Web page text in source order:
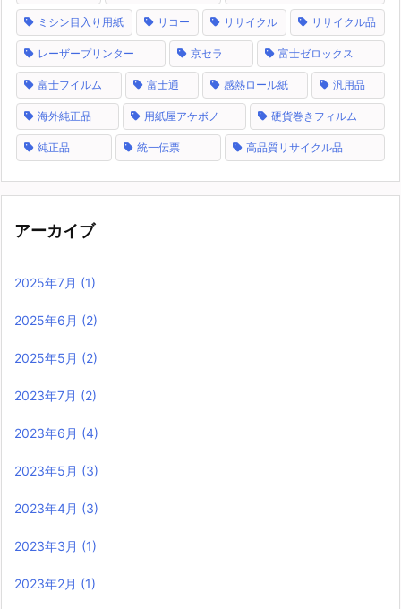
ミシン目入り用紙 リコー リサイクル リサイクル品
レーザープリンター 京セラ 富士ゼロックス
富士フイルム 富士通 感熱ロール紙 汎用品
海外純正品 用紙屋アケボノ 硬貨巻きフィルム
純正品 統一伝票 高品質リサイクル品
アーカイブ
2025年7月 (1)
2025年6月 (2)
2025年5月 (2)
2023年7月 (2)
2023年6月 (4)
2023年5月 (3)
2023年4月 (3)
2023年3月 (1)
2023年2月 (1)